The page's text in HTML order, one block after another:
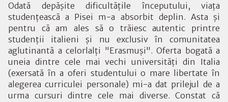
Odată depăşite dificultăţile începutului, viaţa
studenţească a Pisei m-a absorbit deplin. Asta şi
pentru că am ales să o trăiesc autentic printre
studenţii italieni şi nu exclusiv în comunitatea
aglutinantă a celorlalţi "Erasmuşi". Oferta bogată a
uneia dintre cele mai vechi universităţi din Italia
(exersată în a oferi studentului o mare libertate în
alegerea curriculei personale) mi-a dat prilejul de a
urma cursuri dintre cele mai diverse. Constat că